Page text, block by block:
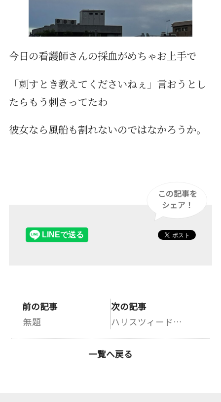
今日の看護師さんの採血がめちゃお上手で
「刺すとき教えてくださいねぇ」言おうとし
たらもう刺さってたわ
彼女なら風船も割れないのではなかろうか。
この記事を
シェア！
前の記事
無題
次の記事
ハリスツィード➕動物達
一覧へ戻る